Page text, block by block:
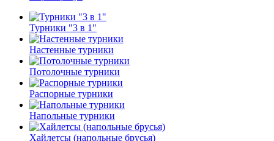
Турники "3 в 1"
Настенные турники
Потолочные турники
Распорные турники
Напольные турники
Хайлетсы (напольные брусья)